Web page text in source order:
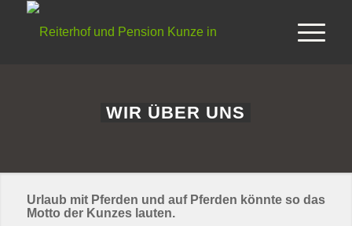
WIR ÜBER UNS
Urlaub mit Pferden und auf Pferden könnte so das
Motto der Kunzes lauten.